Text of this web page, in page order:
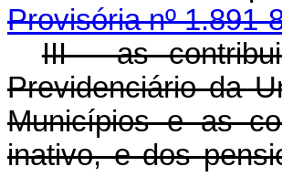
Provisória nº 1.891-
III - as
Previdenciário da
Municípios e as
inativo, e dos